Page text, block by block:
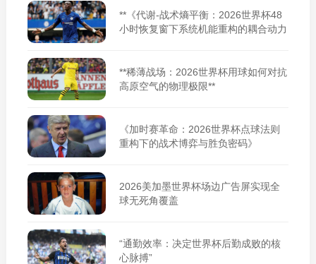
**《代谢-战术熵平衡：2026世界杯48
小时恢复窗下系统机能重构的耦合动力
**稀薄战场：2026世界杯用球如何对抗
高原空气的物理极限**
《加时赛革命：2026世界杯点球法则
重构下的战术博弈与胜负密码》
2026美加墨世界杯场边广告屏实现全
球无死角覆盖
“通勤效率：决定世界杯后勤成败的核
心脉搏”